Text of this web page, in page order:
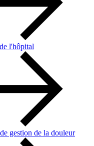
l'hôpital
gestion de la douleur